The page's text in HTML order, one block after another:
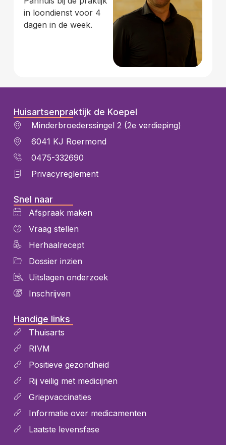
in loondienst voor 4
dagen in de week.
Huisartsenpraktijk de Koepel
Minderbroederssingel 2 (2e verdieping)
6041 KJ Roermond
0475-332690
Privacyreglement
Snel naar
Afspraak maken
Vraag stellen
Herhaalrecept
Dossier inzien
Uitslagen onderzoek
Inschrijven
Handige links
Thuisarts
RIVM
Positieve gezondheid
Rij veilig met medicijnen
Griepvaccinaties
Informatie over medicamenten
Laatste levensfase